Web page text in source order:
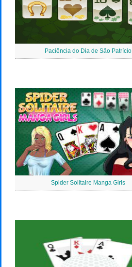
Paciência do Dia de São Patrício
Spider Solitaire Manga Girls